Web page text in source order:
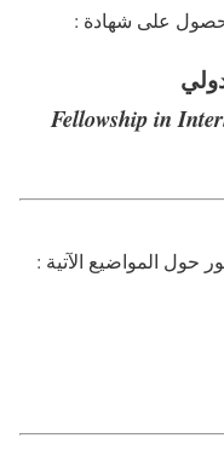
على شهادة :
Fellowship in
حول المواضيع الآتية :